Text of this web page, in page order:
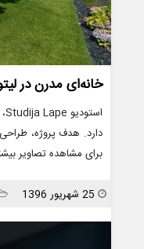
خانه‌ای مدرن در
دارد. هدف پروژه،
برای مشاهده تصاویر
انتشار
25 شهریور 1396